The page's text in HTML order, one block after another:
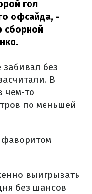
гол
офсайда, -
сборной
без
В
чем-то
по меньшей
выигрывать
без шансов